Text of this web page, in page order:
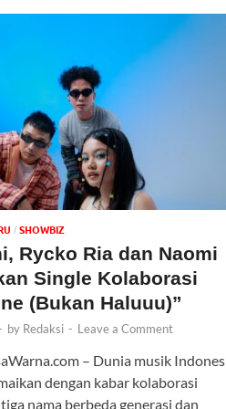
/ ‎SHOWBIZ
Rycko Ria dan Naomi
Single Kolaborasi
(Bukan Haluuu)”
by Redaksi - Leave a Comment
– Dunia musik
dengan kabar kolaborasi
nama berbeda generasi dan